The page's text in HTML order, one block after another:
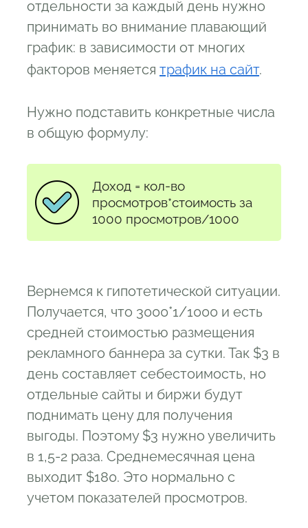
отдельности за каждый день нужно
принимать во внимание плавающий
график: в зависимости от многих
факторов меняется трафик на сайт.
Нужно подставить конкретные числа
в общую формулу:
Доход = кол-во
просмотров*стоимость за
1000 просмотров/1000
Вернемся к гипотетической ситуации.
Получается, что 3000*1/1000 и есть
средней стоимостью размещения
рекламного баннера за сутки. Так $3 в
день составляет себестоимость, но
отдельные сайты и биржи будут
поднимать цену для получения
выгоды. Поэтому $3 нужно увеличить
в 1,5-2 раза. Среднемесячная цена
выходит $180. Это нормально с
учетом показателей просмотров.